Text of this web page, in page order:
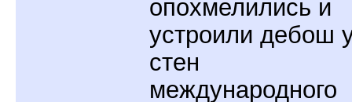
опохмелились и
устроили дебош
стен
международного